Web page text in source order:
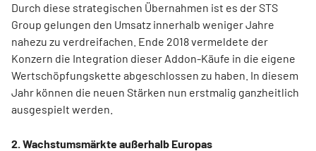
Durch diese strategischen Übernahmen ist es der STS
Group gelungen den Umsatz innerhalb weniger Jahre
nahezu zu verdreifachen. Ende 2018 vermeldete der
Konzern die Integration dieser Addon-Käufe in die eigene
Wertschöpfungskette abgeschlossen zu haben. In diesem
Jahr können die neuen Stärken nun erstmalig ganzheitlich
ausgespielt werden.
2. Wachstumsmärkte außerhalb Europas